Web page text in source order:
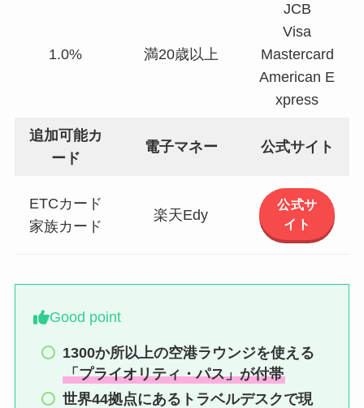
1.0% 満20歳以上
JCB
Visa
Mastercard
American E
xpress
追加可能カ
ード
電子マネー 公式サイト
ETCカード
家族カード
楽天Edy
公式サ
イト
Good point
1300か所以上の空港ラウンジを使える
「プライオリティ・パス」が付帯
世界44拠点にあるトラベルデスクで現